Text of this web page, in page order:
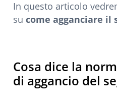
In questo articolo
su come agganciare il
Cosa dice la
di aggancio del